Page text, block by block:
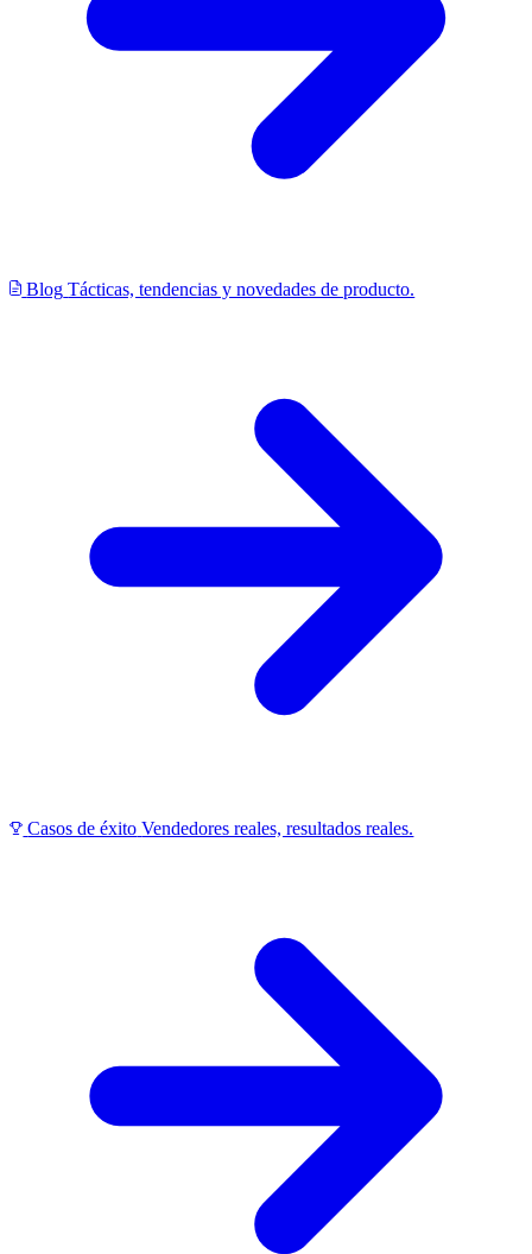
Blog Tácticas, tendencias y novedades de producto.
Casos de éxito Vendedores reales, resultados reales.